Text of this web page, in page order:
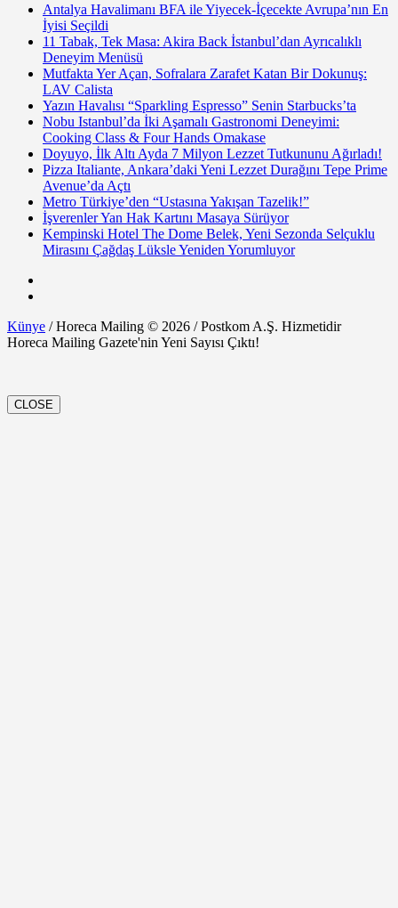
Antalya Havalimanı BFA ile Yiyecek-İçecekte Avrupa’nın En
İyisi Seçildi
11 Tabak, Tek Masa: Akira Back İstanbul’dan Ayrıcalıklı
Deneyim Menüsü
Mutfakta Yer Açan, Sofralara Zarafet Katan Bir Dokunuş:
LAV Calista
Yazın Havalısı “Sparkling Espresso” Senin Starbucks’ta
Nobu Istanbul’da İki Aşamalı Gastronomi Deneyimi:
Cooking Class & Four Hands Omakase
Doyuyo, İlk Altı Ayda 7 Milyon Lezzet Tutkununu Ağırladı!
Pizza Italiante, Ankara’daki Yeni Lezzet Durağını Tepe Prime
Avenue’da Açtı
Metro Türkiye’den “Ustasına Yakışan Tazelik!”
İşverenler Yan Hak Kartını Masaya Sürüyor
Kempinski Hotel The Dome Belek, Yeni Sezonda Selçuklu
Mirasını Çağdaş Lüksle Yeniden Yorumluyor
Künye / Horeca Mailing © 2026 / Postkom A.Ş. Hizmetidir
Horeca Mailing Gazete'nin Yeni Sayısı Çıktı!
CLOSE